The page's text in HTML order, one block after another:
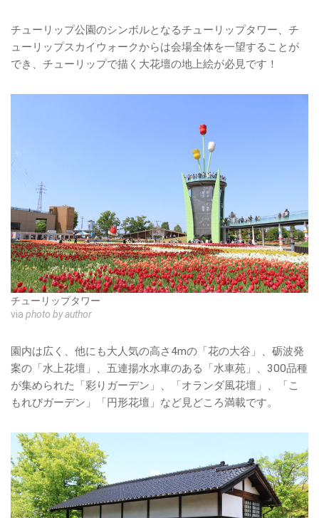
チューリップ公園のシンボルとなるチューリップタワー、チ
ューリップスカイウォークからは会場全体を一望することが
でき、チューリップで描く大花壇の地上絵が必見です！
チューリップタワー
via photo by author
園内は広く、他にも大人気の高さ4mの「花の大谷」、砺波発
案の「水上花壇」、五連揚水水車のある「水車苑」、300品種
が集められた「彩りガーデン」、「オランダ風花壇」、「こ
もれびガーデン」「円形花壇」など見どころ満載です。